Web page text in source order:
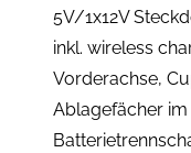
5V/1x12V
inkl. wireless
Vorderachse,
Ablagefächer